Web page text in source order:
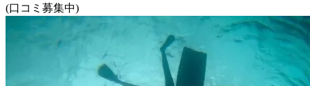
(口コミ募集中)